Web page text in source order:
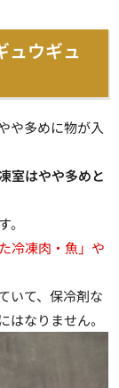
ュウギュ
や多めに物が入
室はやや多めと
冷凍肉・魚」や
いて、保冷剤な
はなりません。